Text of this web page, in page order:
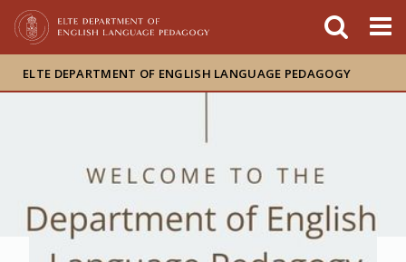
Események
sajtóban
ELTE DEPARTMENT OF ENGLISH LANGUAGE PEDAGOGY